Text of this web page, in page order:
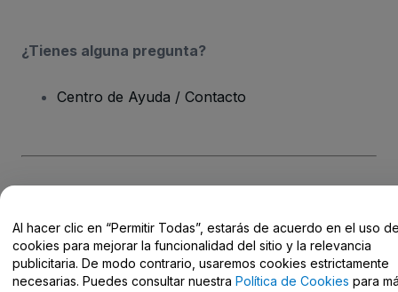
¿Tienes alguna pregunta?
Centro de Ayuda / Contacto
El uso de este sitio web constituye la aceptación de losTérminos y
Condiciones, de laPolítica de Privacidad , de laPolítica de Cookies
y de la
Política de Privacidad para Móviles
No compartir mi información personal ni tus opciones de
Al hacer clic en “Permitir Todas”, estarás de acuerdo en el uso
cookies para mejorar la funcionalidad del sitio y la relevancia
publicitaria. De modo contrario, usaremos cookies estrictamente
necesarias. Puedes consultar nuestra Política de Cookies para